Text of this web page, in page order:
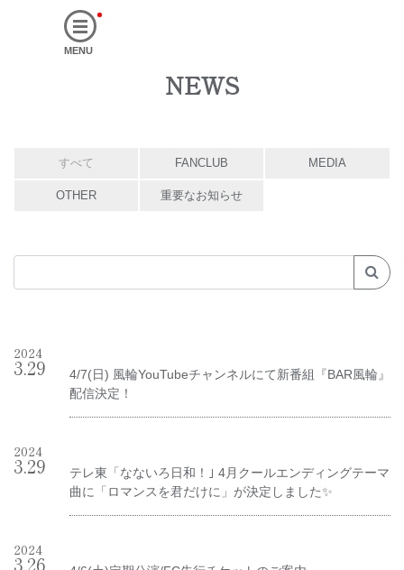
MENU
NEWS
すべて FANCLUB MEDIA
OTHER 重要なお知らせ
2024
3.29
4/7(日) 風輪YouTubeチャンネルにて新番組『BAR風輪』
配信決定！
2024
3.29
テレ東「なないろ日和！｣ 4月クールエンディングテーマ
曲に「ロマンスを君だけに」が決定しました✨
2024
3.26